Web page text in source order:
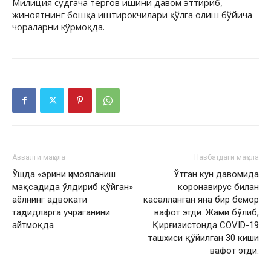
Милиция судгача тергов ишини давом эттириб,
жиноятнинг бошқа иштирокчилари қўлга олиш бўйича
чораларни кўрмоқда.
Аввалги мақола
Ўшда «эрини ҳимояланиш
мақсадида ўлдириб қўйган»
аёлнинг адвокати
таҳдидларга учраганини
айтмоқда
Навбатдаги мақола
Ўтган кун давомида
коронавирус билан
касалланган яна бир бемор
вафот этди. Жами бўлиб,
Қирғизистонда COVID-19
ташхиси қўйилган 30 киши
вафот этди.